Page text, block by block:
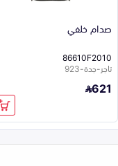
صدام خلفي
86610F2010
تاجر-جدة-923
621